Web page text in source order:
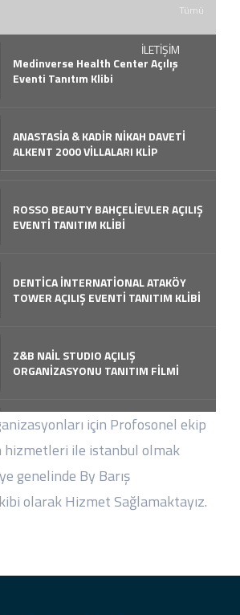
İLETİŞİM
Tümü
Medinverse Health Center Açılış
Eventi Tanıtım Klibi
ANASTASİA & KADİR NİKAH DAVETİ
ALKENT 2000 VİLLALARI KLİP
ROSSO BEAUTY BAHÇELİEVLER AÇILIŞ
EVENTİ TANITIM KLİBİ
DENTİCA İNTERNATİONAL ATAKÖY
TOWER AÇILIŞ EVENTİ TANITIM KLİBİ
Z&B NAİL STUDIO AÇILIŞ
ORGANİZASYONU TANITIM FİLMİ
YAĞMUR & HAKAN ÇİFTİMİZİN
IHLAMUR KASRI'NDA NİKAH DAVETİ
KLİP
İnternational Plus Halkalı Açılış
LİVWELL SAĞLIKLI YAŞAM MERKEZİ
için Profosonel ekip
hizmetleri ile istanbul olmak
genelinde By Barış
olarak Hizmet Sağlamaktayız.